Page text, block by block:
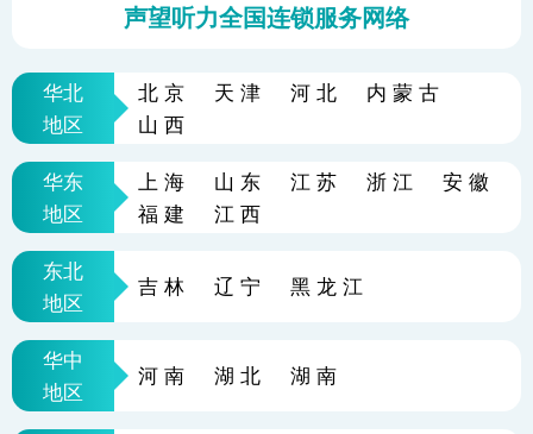
声望听力全国连锁服务网络
华北 北京 天津 河北
内蒙古
山西
地区
华东 上海 山东 江苏 浙江
安徽
福建
江西
地区
东北
吉林 辽宁 黑龙江
地区
华中
河南 湖北 湖南
地区